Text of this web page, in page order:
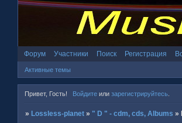
Форум Участники Поиск Регистрация
Активные темы
Привет, Гость! Войдитеили зарегистрируйтесь.
» Lossless-planet » " D " - cdm, cds, Albums »